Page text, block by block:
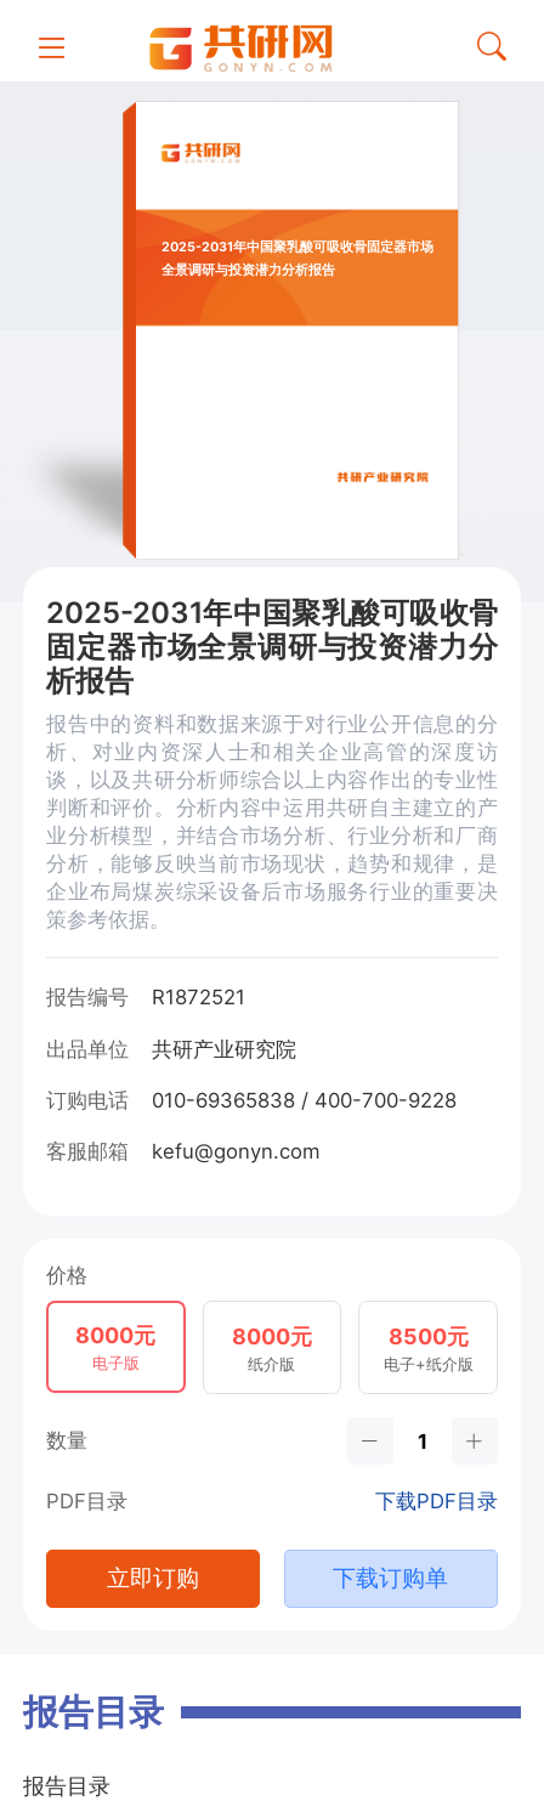
2025-2031年中国聚乳酸可吸收骨固定器市场
全景调研与投资潜力分析报告
2025-2031年中国聚乳酸可吸收骨
固定器市场全景调研与投资潜力分
析报告
报告中的资料和数据来源于对行业公开信息的分
析、对业内资深人士和相关企业高管的深度访
谈，以及共研分析师综合以上内容作出的专业性
判断和评价。分析内容中运用共研自主建立的产
业分析模型，并结合市场分析、行业分析和厂商
分析，能够反映当前市场现状，趋势和规律，是
企业布局煤炭综采设备后市场服务行业的重要决
策参考依据。
报告编号 R1872521
出品单位 共研产业研究院
订购电话 010-69365838 / 400-700-9228
客服邮箱 kefu@gonyn.com
价格
8000元
电子版
8000元
纸介版
8500元
电子+纸介版
数量
PDF目录 下载PDF目录
立即订购 下载订购单
报告目录
报告目录